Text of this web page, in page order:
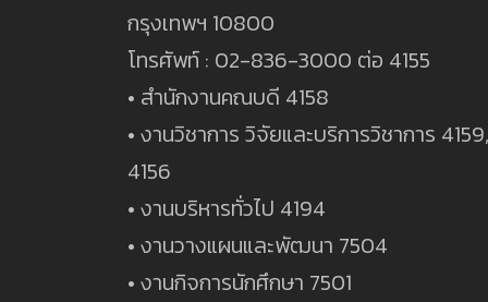
กรุงเทพฯ 10800
โทรศัพท์ : 02-836-3000 ต่อ 4155
• สำนักงานคณบดี 4158
• งานวิชาการ วิจัยและบริการวิชาการ 4159,
4156
• งานบริหารทั่วไป 4194
• งานวางแผนและพัฒนา 7504
• งานกิจการนักศึกษา 7501